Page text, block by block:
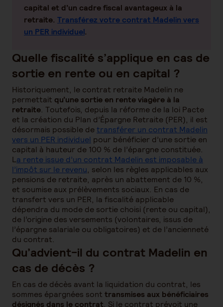
capital et d’un cadre fiscal avantageux à la
retraite. Transférez votre contrat Madelin vers
un PER individuel.
Quelle fiscalité s’applique en cas de
sortie en rente ou en capital ?
Historiquement, le contrat retraite Madelin ne
permettait qu’une sortie en rente viagère à la
retraite. Toutefois, depuis la réforme de la loi Pacte
et la création du Plan d’Épargne Retraite (PER), il est
désormais possible detransférer un contrat Madelin
vers un PER individuel pour bénéficier d’une sortie en
capital à hauteur de 100 % de l’épargne constituée.
La rente issue d’un contrat Madelin est imposable à
l’impôt sur le revenu, selon les règles applicables aux
pensions de retraite, après un abattement de 10 %,
et soumise aux prélèvements sociaux. En cas de
transfert vers un PER, la fiscalité applicable
dépendra du mode de sortie choisi (rente ou capital),
de l’origine des versements (volontaires, issus de
l’épargne salariale ou obligatoires) et de l’ancienneté
du contrat.
Qu’advient-il du contrat Madelin en
cas de décès ?
En cas de décès avant la liquidation du contrat, les
sommes épargnées sont transmises aux bénéficiaires
désignés dans le contrat. Si le contrat prévoit une